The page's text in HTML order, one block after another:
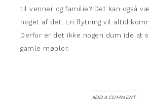
til venner og familie? Det kan også
noget af det. En flytning vil altid
Derfor er det ikke nogen dum ide at
gamle møbler.
ADD A COMMENT